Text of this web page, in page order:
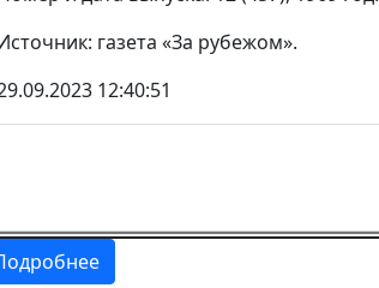
газета «За рубежом».
12:40:51